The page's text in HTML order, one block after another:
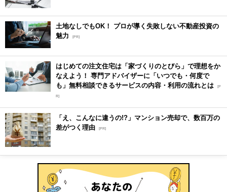
土地なしでもOK！ プロが導く失敗しない不動産投資の
魅力
[PR]
はじめての注文住宅は「家づくりのとびら」で理想をか
なえよう！ 専門アドバイザーに「いつでも・何度で
も」無料相談できるサービスの内容・利用の流れとは [P
R]
「え、こんなに違うの!?」マンション売却で、数百万の
差がつく理由 [PR]